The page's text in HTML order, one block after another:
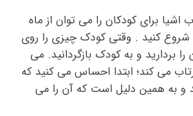
برای کودکان را می توان از ماه
شروع کنید . وقتی کودک چیزی را روی
بردارید و به کودک بازگردانید. می
می کند؛ ابتدا احساس می کنید که
و به همین دلیل است که آن را می